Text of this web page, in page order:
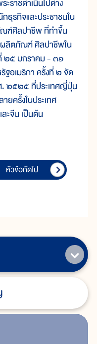
ราชดำเนินไปต่าง
ธุรกิจและประชาชนใน
ณฑ์ศิลปาชีพ ที่ทำขึ้น
ผลิตภัณฑ์ ศิลปาชีพใน
๒๕ มกราคม - ๓๑
อเมริกา ครั้งที่ ๒ จัด
๒๕๒๕ ที่ประเทศญี่ปุ่น
ยครั้งในประเทศ
ะจีน เป็นต้น
หัวข้อถัดไป